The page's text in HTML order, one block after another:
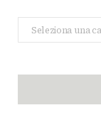
Categorie